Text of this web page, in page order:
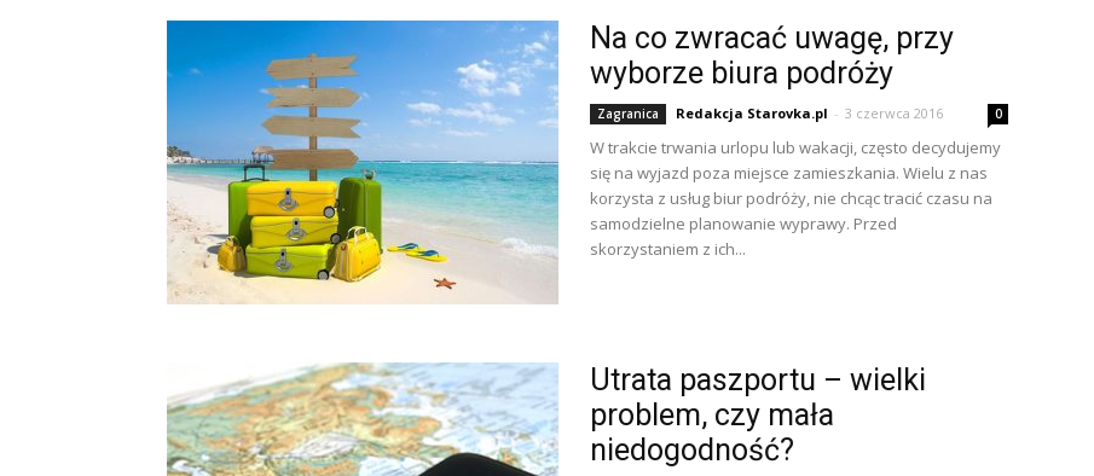
Na co zwracać uwagę, przy
wyborze biura podróży
Zagranica Redakcja Starovka.pl - 3 czerwca 2016 0
W trakcie trwania urlopu lub wakacji, często decydujemy
się na wyjazd poza miejsce zamieszkania. Wielu z nas
korzysta z usług biur podróży, nie chcąc tracić czasu na
samodzielne planowanie wyprawy. Przed
skorzystaniem z ich...
Utrata paszportu – wielki
problem, czy mała
niedogodność?